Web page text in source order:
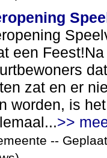
een
zat en er
worden, is
>>
--